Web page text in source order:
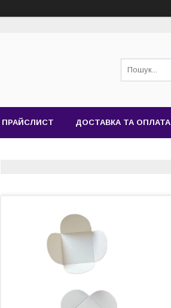
ПРАЙСЛИСТ ДОСТАВКА ТА ОПЛАТА